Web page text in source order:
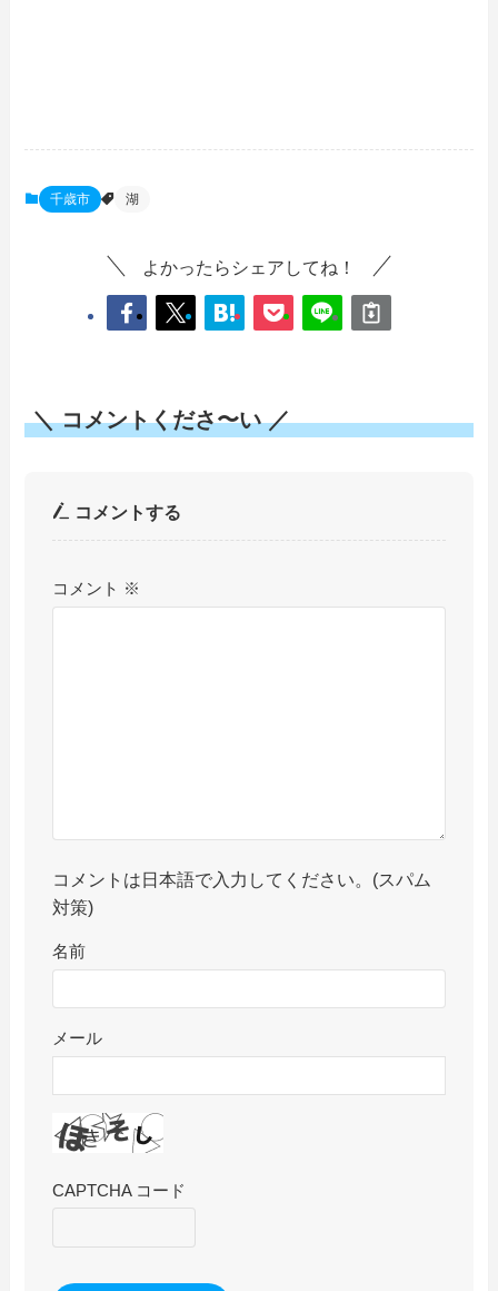
千歳市 湖
よかったらシェアしてね！
＼ コメントくださ〜い ／
コメントする
コメント ※
コメントは日本語で入力してください。(スパム
対策)
名前
メール
CAPTCHA コード